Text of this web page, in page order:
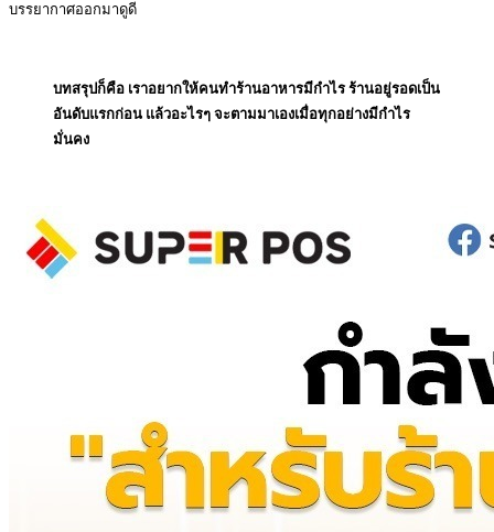
บรรยากาศออกมาดูดี
บทสรุปก็คือ เราอยากให้คนทำร้านอาหารมีกำไร ร้านอยู่รอดเป็น
อันดับแรกก่อน แล้วอะไรๆ จะตามมาเองเมื่อทุกอย่างมีกำไร
มั่นคง